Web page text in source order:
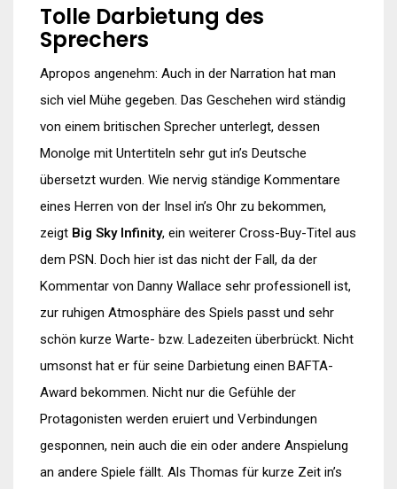
Tolle Darbietung des
Sprechers
Apropos angenehm: Auch in der Narration hat man
sich viel Mühe gegeben. Das Geschehen wird ständig
von einem britischen Sprecher unterlegt, dessen
Monolge mit Untertiteln sehr gut in’s Deutsche
übersetzt wurden. Wie nervig ständige Kommentare
eines Herren von der Insel in’s Ohr zu bekommen,
zeigt Big Sky Infinity, ein weiterer Cross-Buy-Titel aus
dem PSN. Doch hier ist das nicht der Fall, da der
Kommentar von Danny Wallace sehr professionell ist,
zur ruhigen Atmosphäre des Spiels passt und sehr
schön kurze Warte- bzw. Ladezeiten überbrückt. Nicht
umsonst hat er für seine Darbietung einen BAFTA-
Award bekommen. Nicht nur die Gefühle der
Protagonisten werden eruiert und Verbindungen
gesponnen, nein auch die ein oder andere Anspielung
an andere Spiele fällt. Als Thomas für kurze Zeit in’s